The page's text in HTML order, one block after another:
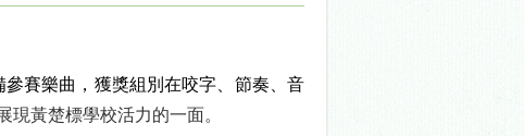
賽樂曲，獲獎組別在咬字、節奏、音
現黃楚標學校活力的一面。